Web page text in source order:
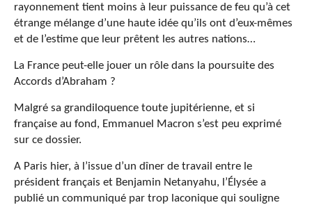
rayonnement tient moins à leur puissance de feu qu’à cet
étrange mélange d’une haute idée qu’ils ont d’eux-mêmes
et de l’estime que leur prêtent les autres nations…
La France peut-elle jouer un rôle dans la poursuite des
Accords d’Abraham ?
Malgré sa grandiloquence toute jupitérienne, et si
française au fond, Emmanuel Macron s’est peu exprimé
sur ce dossier.
A Paris hier, à l’issue d’un dîner de travail entre le
président français et Benjamin Netanyahu, l’Élysée a
publié un communiqué par trop laconique qui souligne